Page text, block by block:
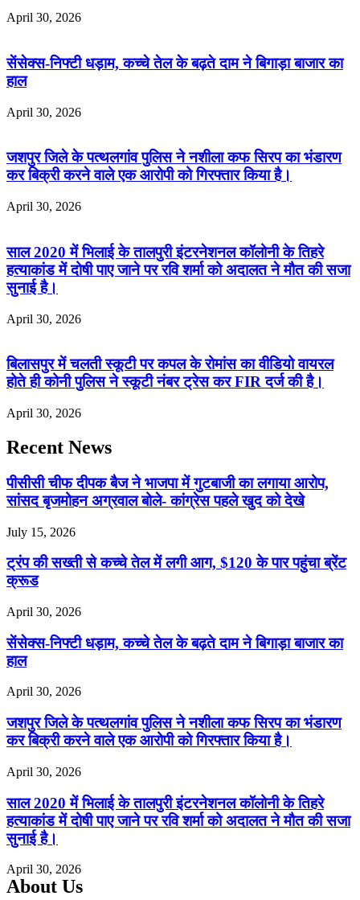
April 30, 2026
सेंसेक्स-निफ्टी धड़ाम, कच्चे तेल के बढ़ते दाम ने बिगाड़ा बाजार का
हाल
April 30, 2026
जशपुर जिले के पत्थलगांव पुलिस ने नशीला कफ सिरप का भंडारण
कर बिक्री करने वाले एक आरोपी को गिरफ्तार किया है।
April 30, 2026
साल 2020 में भिलाई के तालपुरी इंटरनेशनल कॉलोनी के तिहरे
हत्याकांड में दोषी पाए जाने पर रवि शर्मा को अदालत ने मौत की सजा
सुनाई है।
April 30, 2026
बिलासपुर में चलती स्कूटी पर कपल के रोमांस का वीडियो वायरल
होते ही कोनी पुलिस ने स्कूटी नंबर ट्रेस कर FIR दर्ज की है।
April 30, 2026
Recent News
पीसीसी चीफ दीपक बैज ने भाजपा में गुटबाजी का लगाया आरोप,
सांसद बृजमोहन अग्रवाल बोले- कांग्रेस पहले खुद को देखे
July 15, 2026
ट्रंप की सख्ती से कच्चे तेल में लगी आग, $120 के पार पहुंचा ब्रेंट
क्रूड
April 30, 2026
सेंसेक्स-निफ्टी धड़ाम, कच्चे तेल के बढ़ते दाम ने बिगाड़ा बाजार का
हाल
April 30, 2026
जशपुर जिले के पत्थलगांव पुलिस ने नशीला कफ सिरप का भंडारण
कर बिक्री करने वाले एक आरोपी को गिरफ्तार किया है।
April 30, 2026
साल 2020 में भिलाई के तालपुरी इंटरनेशनल कॉलोनी के तिहरे
हत्याकांड में दोषी पाए जाने पर रवि शर्मा को अदालत ने मौत की सजा
सुनाई है।
April 30, 2026
About Us